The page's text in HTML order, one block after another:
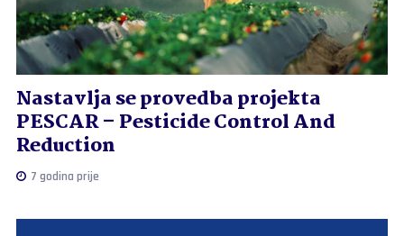
Nastavlja se provedba projekta
PESCAR – Pesticide Control And
Reduction
7 godina prije